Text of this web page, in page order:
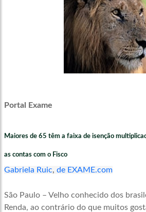
Portal Exame
Maiores de 65 têm a faixa de isenção
as contas com o Fisco
Gabriela Ruic, de EXAME.com
São Paulo – Velho conhecido dos
Renda, ao contrário do que muitos